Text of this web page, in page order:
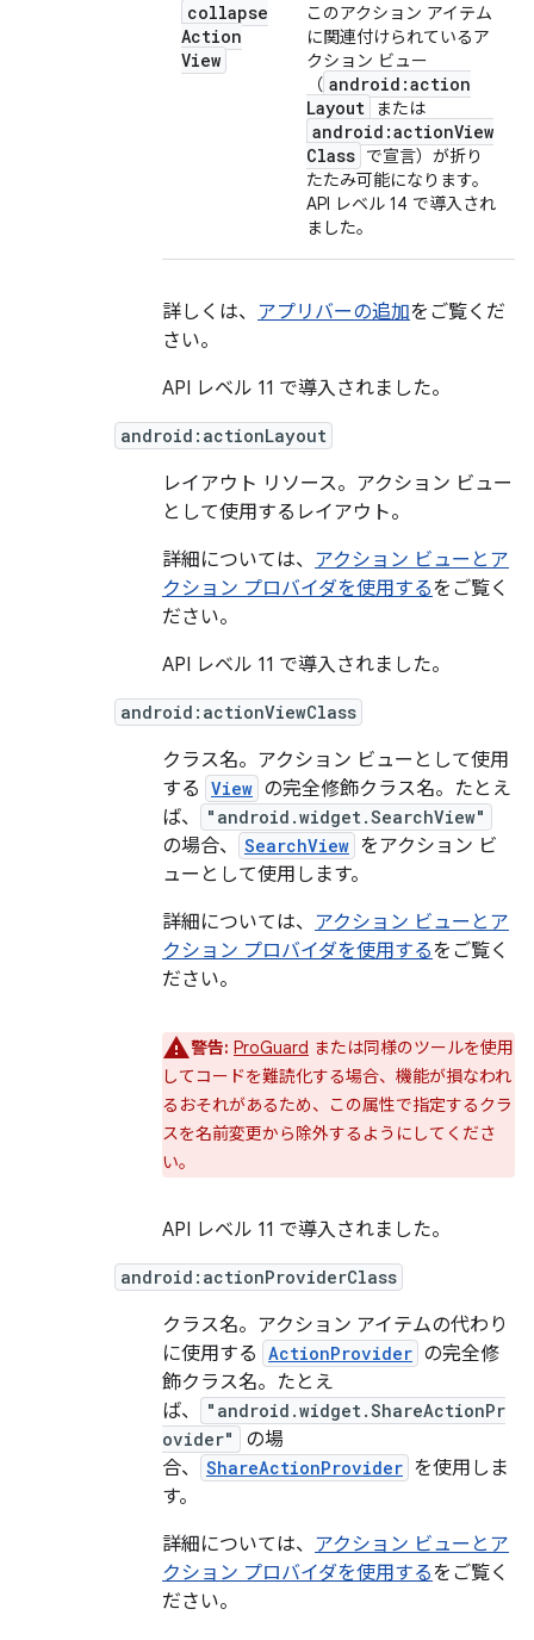
collapse
Action
View
このアクション アイテム
に関連付けられているア
クション ビュー
（ android:action
Layout
または
android:actionView
Class で宣言）が折り
たたみ可能になります。
API レベル 14 で導入され
ました。
詳しくは、 アプリバーの追加をご覧くだ
さい。
API レベル 11 で導入されました。
android:actionLayout
レイアウト リソース。アクション ビュー
として使用するレイアウト。
詳細については、 アクション ビューとア
クション プロバイダを使用するをご覧く
ださい。
API レベル 11 で導入されました。
android:actionViewClass
クラス名。アクション ビューとして使用
する View の完全修飾クラス名。たとえ
ば、
"android.widget.SearchView"
の場合、 SearchView をアクション ビ
ューとして使用します。
詳細については、 アクション ビューとア
クション プロバイダを使用するをご覧く
ださい。
警告: ProGuard または同様のツールを使用
してコードを難読化する場合、機能が損なわれ
るおそれがあるため、この属性で指定するクラ
スを名前変更から除外するようにしてくださ
い。
API レベル 11 で導入されました。
android:actionProviderClass
クラス名。アクション アイテムの代わり
に使用する ActionProvider の完全修
飾クラス名。たとえ
ば、
"android.widget.ShareActionPr
ovider"
の場
合、
ShareActionProvider を使用しま
す。
詳細については、 アクション ビューとア
クション プロバイダを使用するをご覧く
ださい。